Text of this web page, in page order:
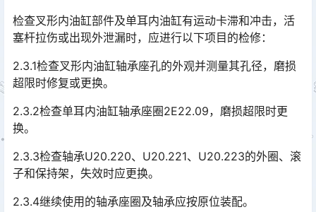
检查叉形内油缸部件及单耳内油缸有运动卡滞和冲击，活
塞杆拉伤或出现外泄漏时，应进行以下项目的检修：
2.3.1检查叉形内油缸轴承座孔的外观并测量其孔径，磨损
超限时修复或更换。
2.3.2检查单耳内油缸轴承座圈2E22.09，磨损超限时更
换。
2.3.3检查轴承U20.220、U20.221、U20.223的外圈、滚
子和保持架，失效时应更换。
2.3.4继续使用的轴承座圈及轴承应按原位装配。